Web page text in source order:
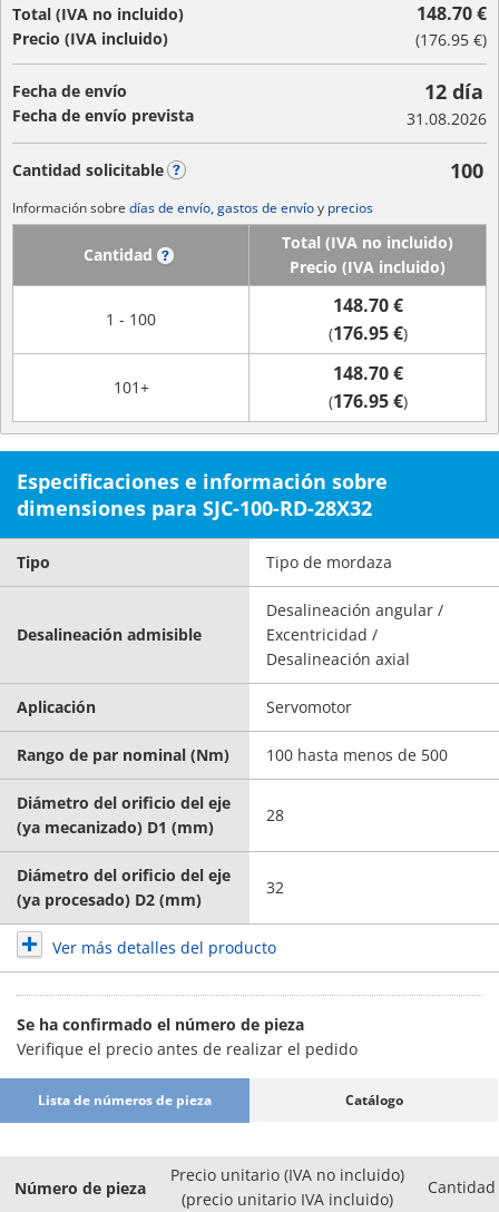
Total (IVA no incluido)
Precio (IVA incluido)
148.70 €
(176.95 €)
Fecha de envío
Fecha de envío prevista
12 día
31.08.2026
Cantidad solicitable 100
Información sobre días de envío, gastos de envíoy precios
Cantidad
Total (IVA no incluido)
Precio (IVA incluido)
1 - 100
148.70 €
(176.95 €)
101+
148.70 €
(176.95 €)
Especificaciones e información sobre
dimensiones para SJC-100-RD-28X32
Tipo Tipo de mordaza
Desalineación admisible
Desalineación angular /
Excentricidad /
Desalineación axial
Aplicación Servomotor
Rango de par nominal (Nm) 100 hasta menos de 500
Diámetro del orificio del eje
(ya mecanizado) D1 (mm)
28
Diámetro del orificio del eje
(ya procesado) D2 (mm)
32
Ver más detalles del producto
Se ha confirmado el número de pieza
Verifique el precio antes de realizar el pedido
Lista de números de pieza Catálogo
Número de pieza
Precio unitario (IVA no incluido)
(precio unitario IVA incluido)